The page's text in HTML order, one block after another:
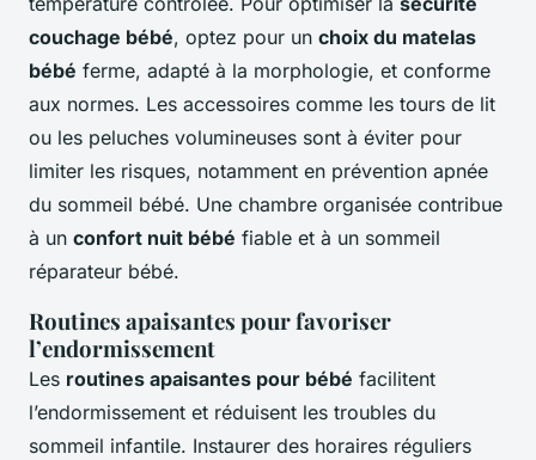
couchage bébé, optez pour un choix du matelas
bébé ferme, adapté à la morphologie, et conforme
aux normes. Les accessoires comme les tours de lit
ou les peluches volumineuses sont à éviter pour
limiter les risques, notamment en prévention apnée
du sommeil bébé. Une chambre organisée contribue
à un confort nuit bébé fiable et à un sommeil
réparateur bébé.
Routines apaisantes pour favoriser
l’endormissement
Les routines apaisantes pour bébé facilitent
l’endormissement et réduisent les troubles du
sommeil infantile. Instaurer des horaires réguliers